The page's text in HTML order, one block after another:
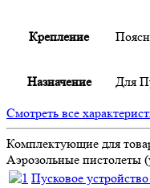
Крепление
Назначение Для
Смотреть все
Комплектующие для
Аэрозольные пистолеты
Пусковое